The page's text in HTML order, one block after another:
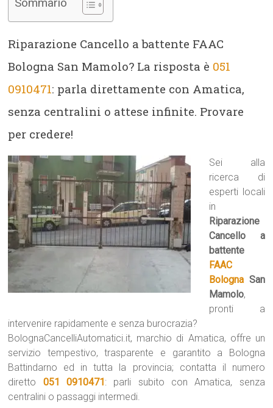
Riparazione Cancello a battente FAAC
Bologna San Mamolo? La risposta è 051
0910471: parla direttamente con Amatica,
senza centralini o attese infinite. Provare
per credere!
Sei alla
ricerca di
esperti locali
in
Riparazione
Cancello a
battente
FAAC
Bologna San
Mamolo,
pronti a
intervenire rapidamente e senza burocrazia?
BolognaCancelliAutomatici.it, marchio di Amatica, offre un
servizio tempestivo, trasparente e garantito a Bologna
Battindarno ed in tutta la provincia; contatta il numero
diretto 051 0910471: parli subito con Amatica, senza
centralini o passaggi intermedi.